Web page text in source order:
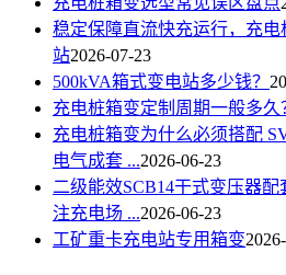
稳定保障直流快充运行，充
站2026-07-23
500kVA箱式变电站多少钱？
充电桩箱变定制周期一般多久
充电桩箱变为什么必须搭配
电气成套 ...2026-06-23
二级能效SCB14干式变压器
注充电场 ...2026-06-23
工矿重卡充电站专用箱变